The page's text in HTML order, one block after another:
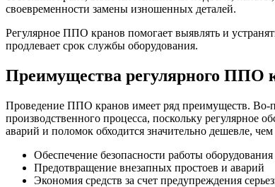
своевременности замены изношенных деталей.
Регулярное ППО кранов помогает выявлять и
продлевает срок службы оборудования.
Преимущества регулярного ППО
Проведение ППО кранов имеет ряд преимуществ. Во-
производственного процесса, поскольку регулярное
аварий и поломок обходится значительно дешевле,
Обеспечение безопасности работы оборудования
Предотвращение внезапных простоев и аварий
Экономия средств за счет предупреждения